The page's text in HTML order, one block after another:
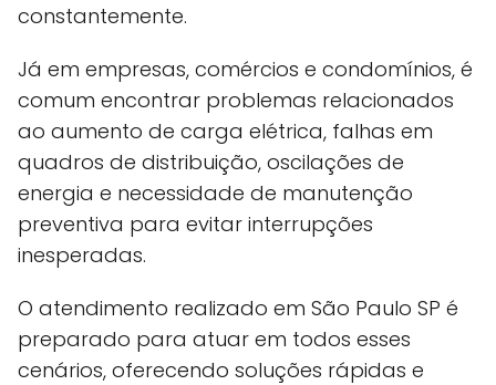
constantemente.
Já em empresas, comércios e condomínios, é
comum encontrar problemas relacionados
ao aumento de carga elétrica, falhas em
quadros de distribuição, oscilações de
energia e necessidade de manutenção
preventiva para evitar interrupções
inesperadas.
O atendimento realizado em São Paulo SP é
preparado para atuar em todos esses
cenários, oferecendo soluções rápidas e